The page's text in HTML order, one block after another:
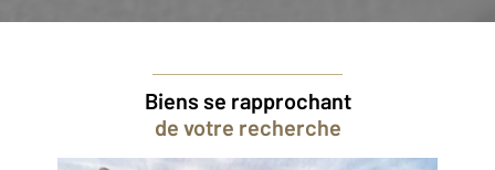
Biens se rapprochant
de votre recherche